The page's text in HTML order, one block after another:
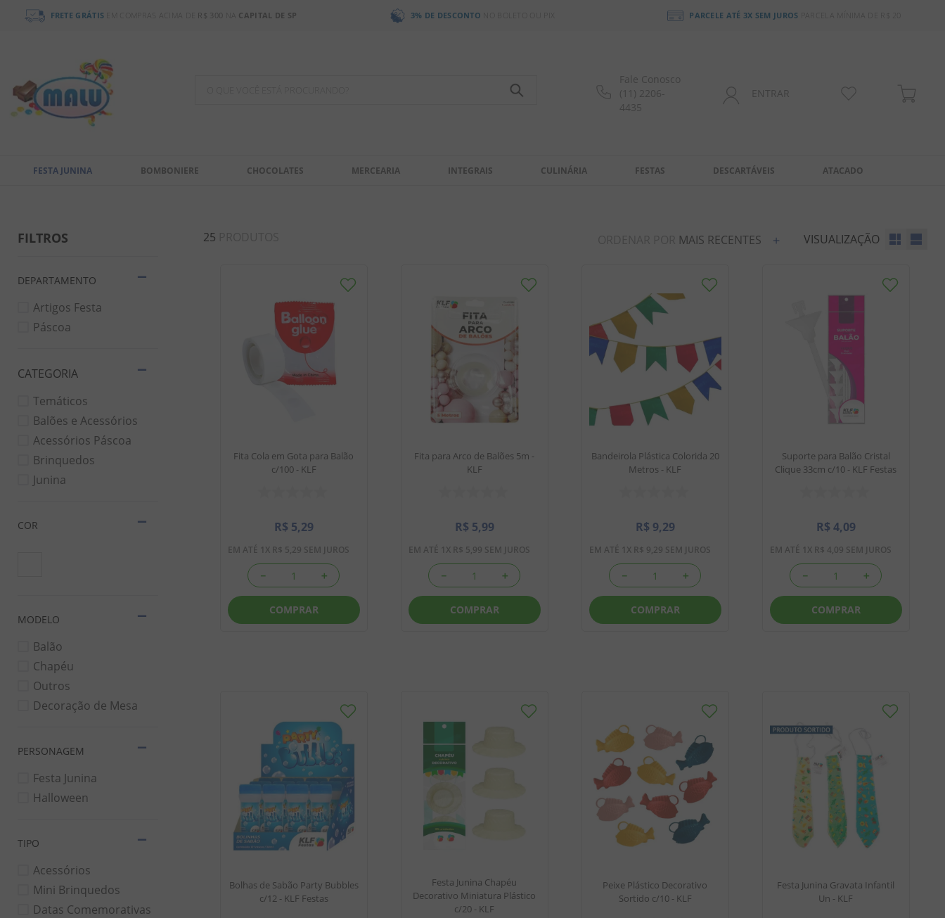
FRETE GRÁTIS EM COMPRAS ACIMA DE R$ 300 CAPITAL DE SP 3% DE DESCONTO PARCELE ATÉ 3X SEM JUROS PARCELA MÍNIMA DE R$ 20
Fale Conosco
(11) 2206-
4435
ENTRAR
FESTA JUNINA BOMBONIERE CHOCOLATES MERCEARIA INTEGRAIS CULINÁRIA FESTAS DESCARTÁVEIS ATACADO
FILTROS
DEPARTAMENTO
Artigos Festa
Páscoa
Temáticos
Balões e Acessórios
Acessórios Páscoa
Brinquedos
Junina
COR
MODELO
Balão
Chapéu
Outros
Decoração de Mesa
PERSONAGEM
Festa Junina
Halloween
TIPO
Acessórios
Mini Brinquedos
Datas Comemorativas
25 MAIS RECENTES VISUALIZAÇÃO
Fita Cola em Gota para Balão
c/100 - KLF
R$ 5,29
EM ATÉ 1 X R$ 5,29 SEM JUROS
＋
－
COMPRAR
Fita para Arco de Balões 5m -
KLF
R$ 5,99
EM ATÉ 1 X R$ 5,99 SEM JUROS
＋
－
COMPRAR
Bandeirola Plástica Colorida 20
Metros - KLF
R$ 9,29
EM ATÉ 1 X R$ 9,29 SEM JUROS
＋
－
COMPRAR
Suporte para Balão Cristal
Clique 33cm c/10 - KLF Festas
R$ 4,09
EM ATÉ 1 X R$ 4,09 SEM JUROS
＋
－
COMPRAR
Bolhas de Sabão Party Bubbles
c/12 - KLF Festas
Festa Junina Chapéu
Decorativo Miniatura Plástico
c/20 - KLF
Peixe Plástico Decorativo
Sortido c/10 - KLF
Festa Junina Gravata Infantil
Un - KLF
TERMOS MAIS BUSCADOS
2º